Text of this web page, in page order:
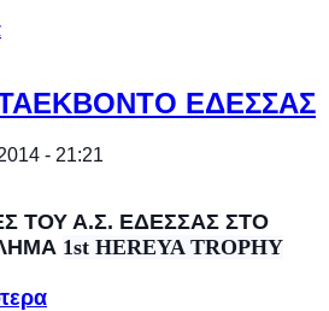
ΙΣΤΟΡΙΚΉ ΑΝΑΔΡΟΜΉΕΔΕΣΣΑΣ
- 21:21
ΤΟΥ Α.Σ. ΕΔΕΣΣΑΣ ΣΤΟ
1st HEREYA TROPHY